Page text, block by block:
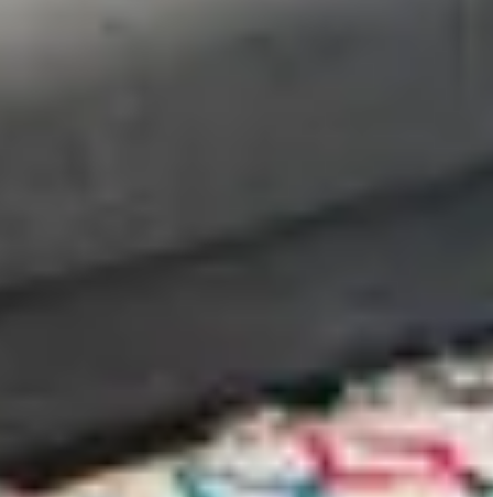
ОСТАВАЙТЕСЬ
ПОДЗАРЯДИТЕ СВОИ
БАТАРЕЙКИ
ПОБЕГ